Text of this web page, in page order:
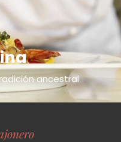
ancestral